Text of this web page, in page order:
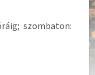
szombaton: